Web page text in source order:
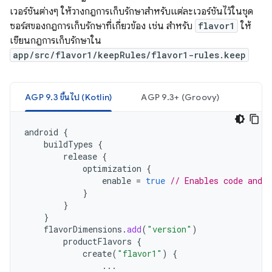
เวอร์ชันต่างๆ ให้วางกฎการเก็บรักษาสำหรับแต่ละเวอร์ชันไว้ในชุด
ซอร์สของกฎการเก็บรักษาที่เกี่ยวข้อง เช่น สำหรับ flavor1
ให้
เขียนกฎการเก็บรักษาใน
app/src/flavor1/keepRules/flavor1-rules.keep
AGP 9.3 ขึ้นไป (Kotlin) AGP 9.3+ (Groovy)
android {
buildTypes {
release {
optimization {
enable = true // Enables code and
}
}
}
flavorDimensions .add( "version" )
productFlavors {
create( "flavor1" )
{
...